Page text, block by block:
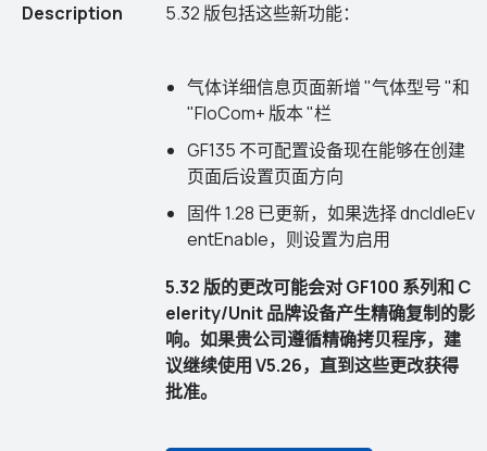
Description 5.32 版包括这些新功能：
气体详细信息页面新增 "气体型号 "和
"FloCom+ 版本 "栏
GF135 不可配置设备现在能够在创建
页面后设置页面方向
固件 1.28 已更新，如果选择 dncIdleEv
entEnable，则设置为启用
5.32 版的更改可能会对 GF100 系列和 C
elerity/Unit 品牌设备产生精确复制的影
响。如果贵公司遵循精确拷贝程序，建
议继续使用 V5.26，直到这些更改获得
批准。